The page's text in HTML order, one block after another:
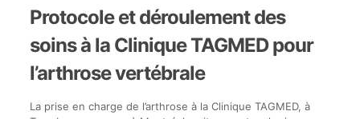
Protocole et déroulement des
soins à la Clinique TAGMED pour
l’arthrose vertébrale
La prise en charge de l’arthrose à la Clinique TAGMED, à